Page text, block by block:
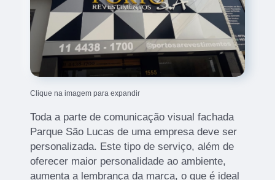
Clique na imagem para expandir
Toda a parte de comunicação visual fachada
Parque São Lucas de uma empresa deve ser
personalizada. Este tipo de serviço, além de
oferecer maior personalidade ao ambiente,
aumenta a lembrança da marca, o que é ideal